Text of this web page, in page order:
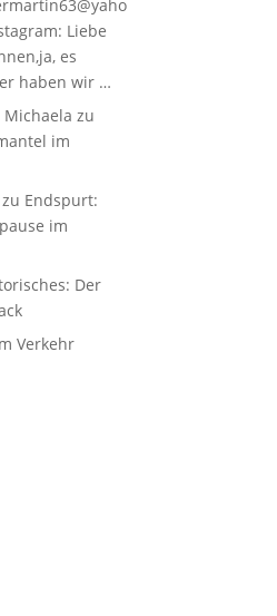
Liebe
es
haben wir …
zu
im
zu Endspurt:
im
Der
Verkehr